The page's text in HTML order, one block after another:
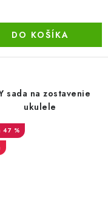
DO KOŠÍKA
sada na zostavenie
ukulele
47 %